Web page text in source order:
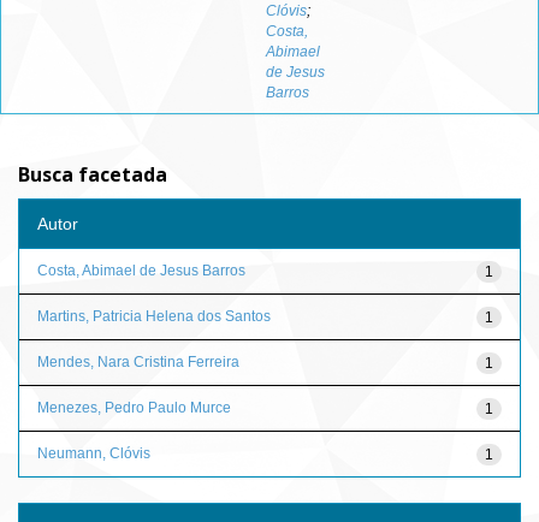
Clóvis;
Costa,
Abimael
de Jesus
Barros
Busca facetada
Autor
1
Costa, Abimael de Jesus Barros
1
Martins, Patricia Helena dos Santos
1
Mendes, Nara Cristina Ferreira
1
Menezes, Pedro Paulo Murce
1
Neumann, Clóvis